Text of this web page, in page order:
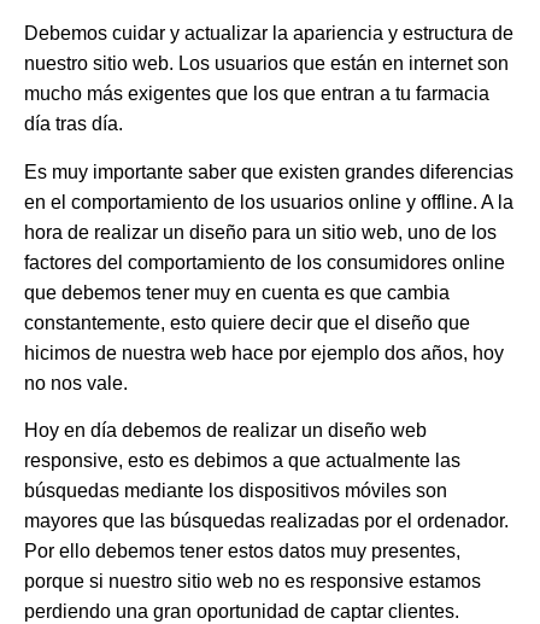
Debemos cuidar y actualizar la apariencia y estructura de
nuestro sitio web. Los usuarios que están en internet son
mucho más exigentes que los que entran a tu farmacia
día tras día.
Es muy importante saber que existen grandes diferencias
en el comportamiento de los usuarios online y offline. A la
hora de realizar un diseño para un sitio web, uno de los
factores del comportamiento de los consumidores online
que debemos tener muy en cuenta es que cambia
constantemente, esto quiere decir que el diseño que
hicimos de nuestra web hace por ejemplo dos años, hoy
no nos vale.
Hoy en día debemos de realizar un diseño web
responsive, esto es debimos a que actualmente las
búsquedas mediante los dispositivos móviles son
mayores que las búsquedas realizadas por el ordenador.
Por ello debemos tener estos datos muy presentes,
porque si nuestro sitio web no es responsive estamos
perdiendo una gran oportunidad de captar clientes.